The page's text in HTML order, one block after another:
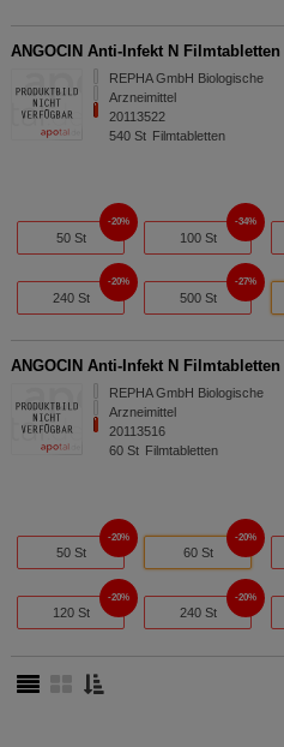
ANGOCIN Anti-Infekt N Filmtabletten
REPHA GmbH Biologische
Arzneimittel
20113522
540 St Filmtabletten
50 St
20%
100 St
34%
240 St
20%
500 St
27%
ANGOCIN Anti-Infekt N Filmtabletten
REPHA GmbH Biologische
Arzneimittel
20113516
60 St Filmtabletten
50 St
20%
60 St
20%
120 St
20%
240 St
20%